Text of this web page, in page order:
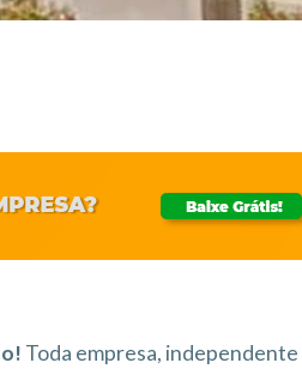
Toda empresa, independente